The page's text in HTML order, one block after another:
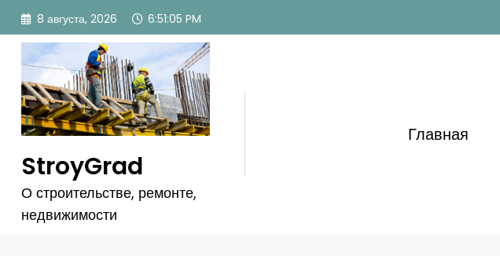
Перейти
содержимому
8 августа, 2026 6:51:06 PM
StroyGrad
О строительстве, ремонте,
недвижимости
Главная